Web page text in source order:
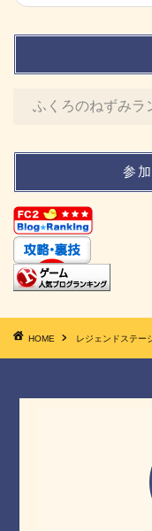
参
HOME レジェンドステー